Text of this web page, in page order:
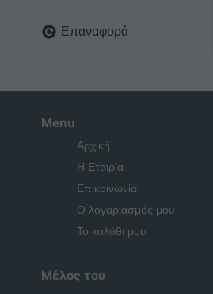
Επαναφορά
Menu
Αρχική
Η Εταιρία
Επικοινωνία
Ο λογαριασμός μου
Το καλάθι μου
Μέλος του